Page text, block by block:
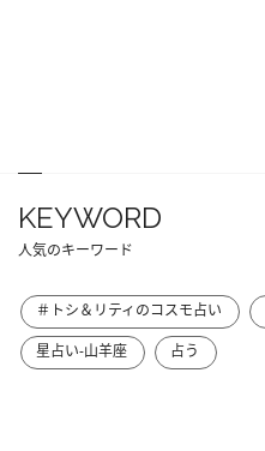
KEYWORD
人気のキーワード
＃トシ＆リティのコスモ占い
星占い-山羊座
占う